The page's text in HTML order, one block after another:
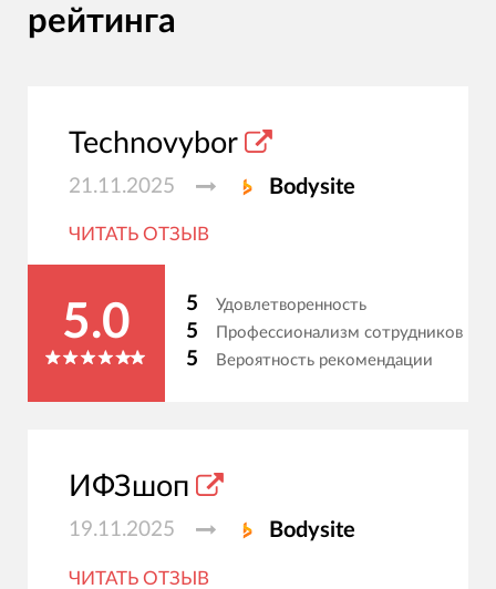
рейтинга
Technovybor
21.11.2025 Bodysite
ЧИТАТЬ ОТЗЫВ
5.0 5 Удовлетворенность
5 Профессионализм сотрудников
5 Вероятность рекомендации
ИФЗшоп
19.11.2025 Bodysite
ЧИТАТЬ ОТЗЫВ